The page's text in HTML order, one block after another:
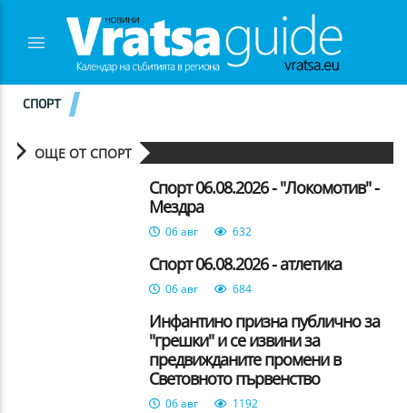
СПОРТ
ОЩЕ ОТ СПОРТ
Спорт 06.08.2026 - "Локомотив" -
Мездра
06 авг 632
Спорт 06.08.2026 - атлетика
06 авг 684
Инфантино призна публично за
"грешки" и се извини за
предвижданите промени в
Световното първенство
06 авг 1192